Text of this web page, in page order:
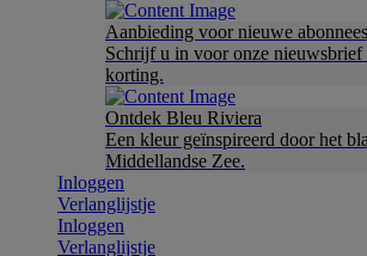
Aanbieding voor nieuwe abonnees
Schrijf u in voor onze nieuwsbrief
korting.
Ontdek Bleu Riviera
Een kleur geïnspireerd door het
Middellandse Zee.
Inloggen
Verlanglijstje
Inloggen
Verlanglijstje